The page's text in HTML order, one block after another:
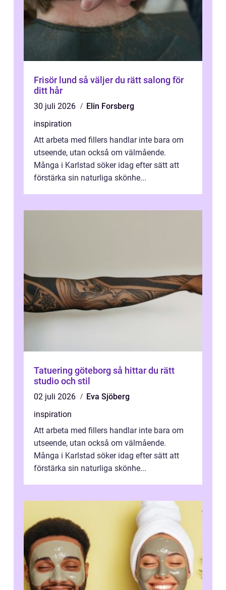
Frisör lund så väljer du rätt salong för
ditt hår
30 juli 2026
Elin Forsberg
inspiration
Att arbeta med fillers handlar inte bara om
utseende, utan också om välmående.
Många i Karlstad söker idag efter sätt att
förstärka sin naturliga skönhe...
Tatuering göteborg så hittar du rätt
studio och stil
02 juli 2026
Eva Sjöberg
inspiration
Att arbeta med fillers handlar inte bara om
utseende, utan också om välmående.
Många i Karlstad söker idag efter sätt att
förstärka sin naturliga skönhe...